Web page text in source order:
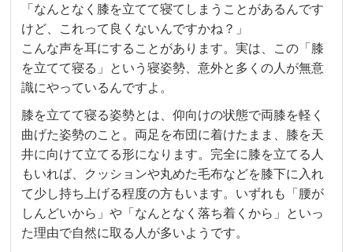
「なんとなく膝を立てて寝てしまうことがあるんです
けど、これって良くないんですかね？」
こんな声を耳にすることがあります。実は、この「膝
を立てて寝る」という寝姿勢、意外と多くの人が無意
識にやっているんですよ。
膝を立てて寝る姿勢とは、仰向けの状態で両膝を軽く
曲げた姿勢のこと。両足を布団に着けたまま、膝を天
井に向けて立てる形になります。完全に膝を立てる人
もいれば、クッションや丸めた毛布などを膝下に入れ
て少し持ち上げる程度の方もいます。いずれも「腰が
しんどいから」や「なんとなく落ち着くから」といっ
た理由で自然に取る人が多いようです。